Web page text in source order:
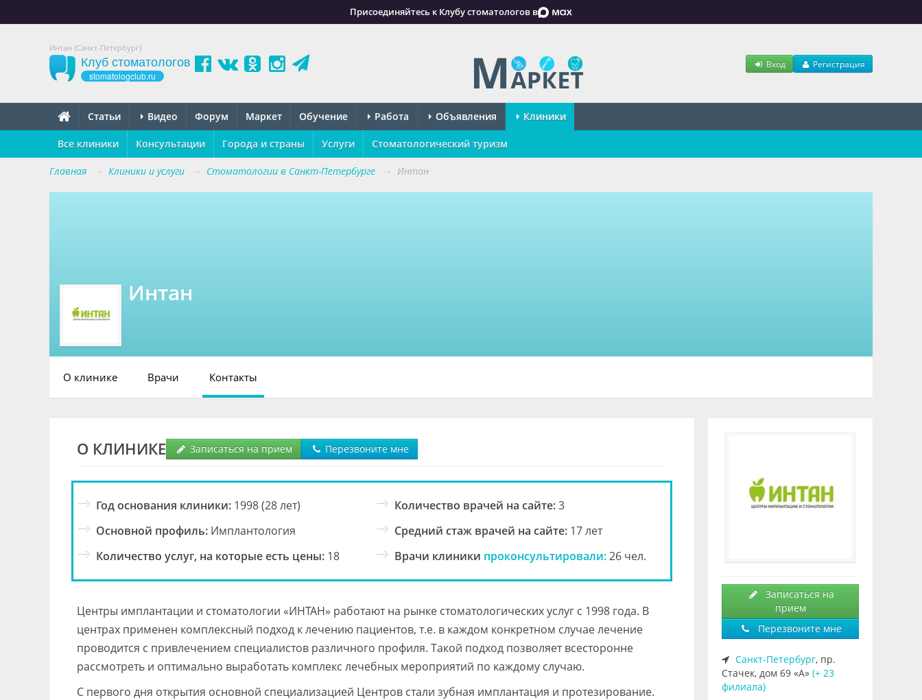
Присоединяйтесь к Клубу стоматологов в
Интан (Санкт-Петербург)
Клуб стоматологов
stomatologclub.ru
Вход Регистрация
Статьи Видео Форум Маркет Обучение Работа Объявления Клиники
Все клиники Консультации Города и страны Услуги Стоматологический туризм
Главная → Клиники и услуги → Стоматологии в Санкт-Петербурге → Интан
Интан
О клинике Врачи Контакты
О КЛИНИКЕ Записаться на прием Перезвоните мне
Год основания клиники: 1998 (28 лет)
Основной профиль: Имплантология
Количество услуг, на которые есть цены: 18
Количество врачей на сайте:3
Средний стаж врачей на сайте: 17 лет
Врачи клиники проконсультировали:26 чел.
Центры имплантации и стоматологии «ИНТАН» работают на рынке стоматологических услуг с 1998 года. В
центрах применен комплексный подход к лечению пациентов, т.е. в каждом конкретном случае лечение
проводится с привлечением специалистов различного профиля. Такой подход позволяет всесторонне
рассмотреть и оптимально выработать комплекс лечебных мероприятий по каждому случаю.
С первого дня открытия основной специализацией Центров стали зубная имплантация и протезирование.
Записаться на
прием
Перезвоните мне
Санкт-Петербург, пр.
Стачек, дом 69 «А» (+ 23
филиала)